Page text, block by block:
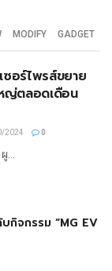
MODIFY GADGET
ซอร์ไพรส์ขยาย
หญ่ตลอดเดือน
2024 0
กิจกรรม “MG EV